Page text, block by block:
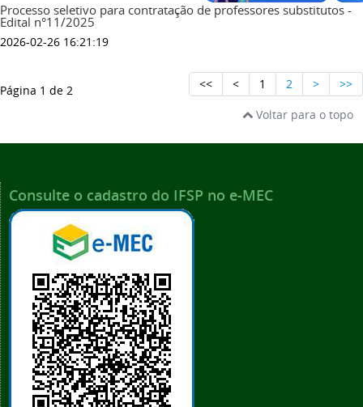
Processo seletivo para contratação de professores substitutos -
Edital n°11/2025
2026-02-26 16:21:19
Página 1 de 2 << < 1 2 > >>
Voltar para o topo
Consulte o cadastro do IFSP no e-MEC